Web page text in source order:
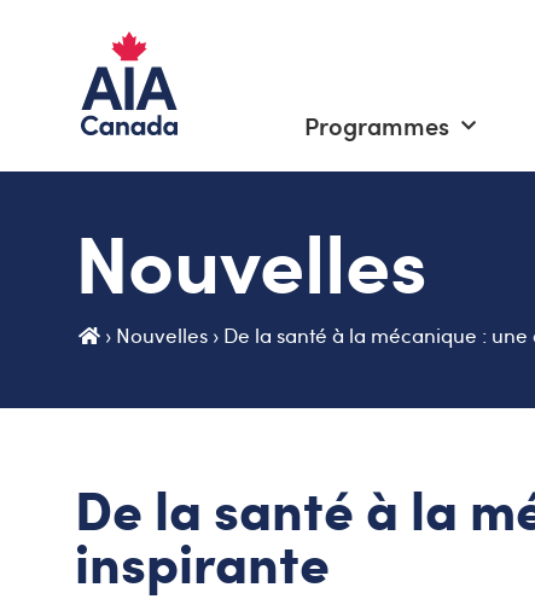
Programmes
Nouvelles
› Nouvelles › De la santé à la mécanique :
De la santé à la
inspirante